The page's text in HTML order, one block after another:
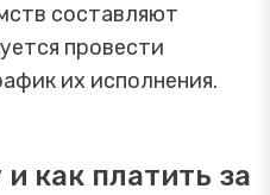
составляют
провести
их исполнения.
как платить за